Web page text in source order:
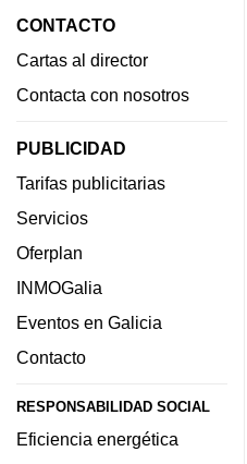
CONTACTO
Cartas al director
Contacta con nosotros
PUBLICIDAD
Tarifas publicitarias
Servicios
Oferplan
INMOGalia
Eventos en Galicia
Contacto
RESPONSABILIDAD SOCIAL
Eficiencia energética